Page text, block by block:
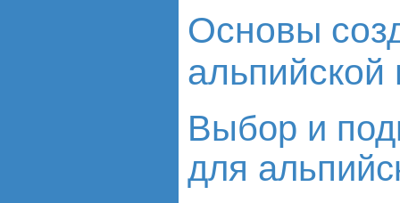
Основы
альпийской
Выбор и
для